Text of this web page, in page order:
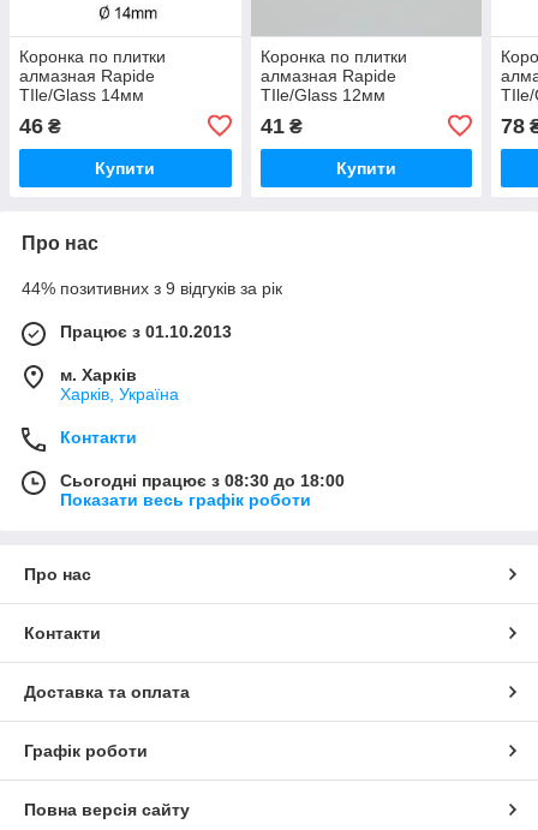
Коронка по плитки
алмазная Rapide
TIle/Glass 14мм
46 ₴
Купити
Коронка по плитки
алмазная Rapide
TIle/Glass 12мм
41₴
Купити
78
Про нас
44% позитивних з 9 відгуків за рік
Працює з 01.10.2013
м. Харків
Харків, Україна
Контакти
Сьогодні працює з 08:30 до 18:00
Показати весь графік роботи
Про нас
Контакти
Доставка та оплата
Графік роботи
Повна версія сайту